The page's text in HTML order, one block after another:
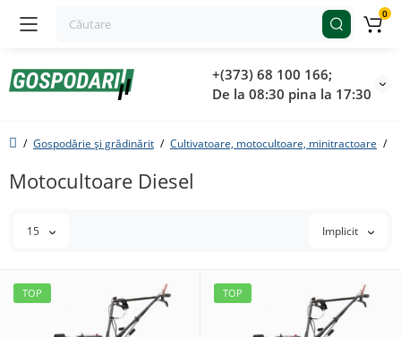
+(373) 68 100 166;
De la 08:30 pina la 17:30
0
Gospodărie și grădinărit Cultivatoare, motocultoare, minitractoare
Motocultoare Diesel
15 Implicit
TOP TOP